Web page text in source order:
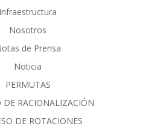
Infraestructura
Nosotros
de Prensa
Noticia
PERMUTAS
DE RACIONALIZACIÓN
DE ROTACIONES